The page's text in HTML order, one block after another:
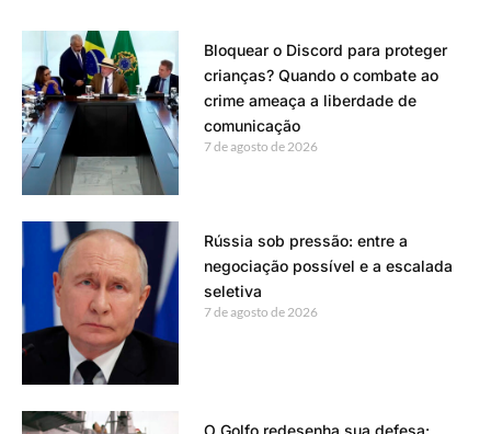
Bloquear o Discord para proteger
crianças? Quando o combate ao
crime ameaça a liberdade de
comunicação
7 de agosto de 2026
Rússia sob pressão: entre a
negociação possível e a escalada
seletiva
7 de agosto de 2026